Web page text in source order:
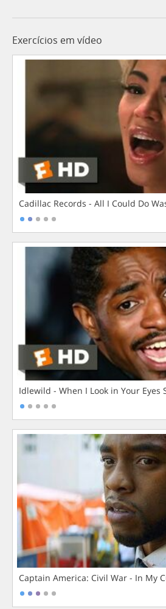
Exercícios em vídeo
Cadillac Records - All I Could Do
Idlewild - When I Look in Your Eyes
Captain America: Civil War - In My